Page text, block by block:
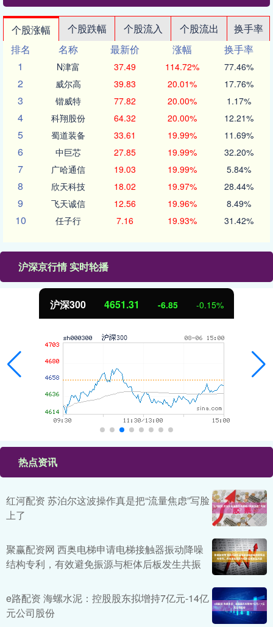
个股涨幅 个股跌幅 个股流入 个股流出
换手率
排名
名称 最新价 涨幅
换手率
1
N津富 37.49 114.72% 77.46%
2 威尔高 39.83 20.01% 17.76%
3 锴威特 77.82 20.00% 1.17%
4 科翔股份 64.32 20.00% 12.21%
5 蜀道装备 33.61 19.99% 11.69%
6 中巨芯 27.85 19.99% 32.20%
7 广哈通信 19.03 19.99% 5.84%
8 欣天科技 18.02 19.97% 28.44%
9 飞天诚信 12.56 19.96% 8.49%
10 任子行 7.16 19.93% 31.42%
沪深京行情 实时轮播
沪深300 4651.31 -6.85 -0.15%
热点资讯
红河配资 苏泊尔这波操作真是把“流量焦虑”写脸
上了
聚赢配资网 西奥电梯申请电梯接触器振动降噪
结构专利，有效避免振源与柜体后板发生共振
e路配资 海螺水泥：控股股东拟增持7亿元-14亿
元公司股份